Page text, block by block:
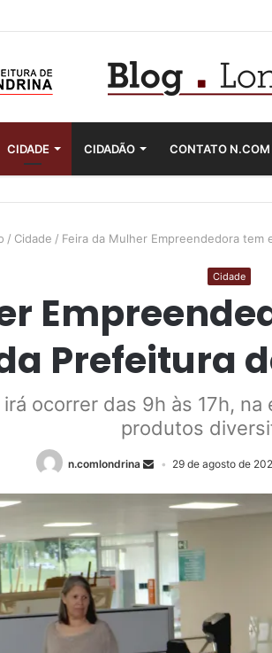
CIDADE CIDADÃO CONTATO N.COM
/ Cidade / Feira da Mulher Empreendedora
Cidade
Prefeitura
ocorrer das 9h às 17h,
produtos
n.comlondrina 29 de agosto de